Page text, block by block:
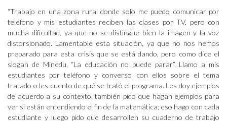
“Trabajo en una zona rural donde solo me puedo comunicar por
teléfono y mis estudiantes reciben las clases por TV, pero con
mucha dificultad, ya que no se distingue bien la imagen y la voz
distorsionado. Lamentable esta situación, ya que no nos hemos
preparado para esta crisis que se está dando, pero como dice el
slogan de Minedu, “La educación no puede parar”. Llamo a mis
estudiantes por teléfono y converso con ellos sobre el tema
tratado o les cuento de qué se trató el programa. Les doy ejemplos
de acuerdo a su contexto, también pido que hagan ejemplos para
ver si están entendiendo el fin de la matemática; eso hago con cada
estudiante y luego pido que desarrollen su cuaderno de trabajo